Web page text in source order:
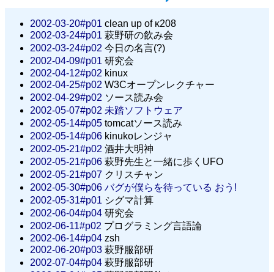
2002-03-20#p01 clean up of κ208
2002-03-24#p01 萩野研の飲み会
2002-03-24#p02 今日の名言(?)
2002-04-09#p01 研究会
2002-04-12#p02 kinux
2002-04-25#p02 W3Cオープンレクチャー
2002-04-29#p02 ソース読み会
2002-05-07#p02 未踏ソフトウェア
2002-05-14#p05 tomcatソース読み
2002-05-14#p06 kinukoレンジャ
2002-05-21#p02 酒井大明神
2002-05-21#p06 萩野先生と一緒に歩くUFO
2002-05-21#p07 クリスチャン
2002-05-30#p06 バグが僕らを待っている おう!
2002-05-31#p01 シグマ計算
2002-06-04#p04 研究会
2002-06-11#p02 プログラミング言語論
2002-06-14#p04 zsh
2002-06-20#p03 萩野服部研
2002-07-04#p04 萩野服部研